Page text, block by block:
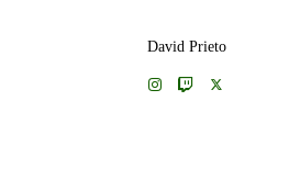
David Prieto